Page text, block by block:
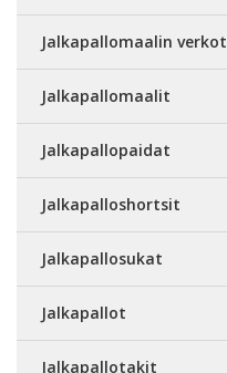
Jalkapallomaalin verkot
Jalkapallomaalit
Jalkapallopaidat
Jalkapalloshortsit
Jalkapallosukat
Jalkapallot
Jalkapallotakit